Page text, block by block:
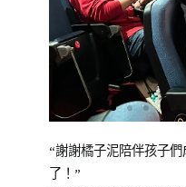
“謝謝橘子泥陪伴孩子
了！”